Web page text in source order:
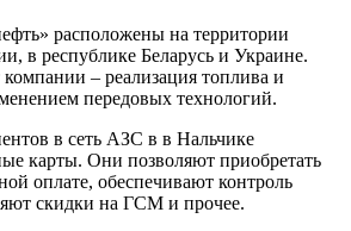
расположены на территории
в республике Беларусь и Украине.
– реализация топлива и
передовых технологий.
в сеть АЗС в в Нальчике
карты. Они позволяют приобретать
оплате, обеспечивают контроль
скидки на ГСМ и прочее.